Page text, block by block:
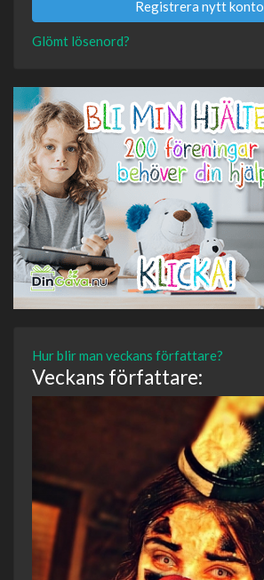
Registrera nytt konto
Glömt lösenord?
Hur blir man veckans författare?
Veckans författare: